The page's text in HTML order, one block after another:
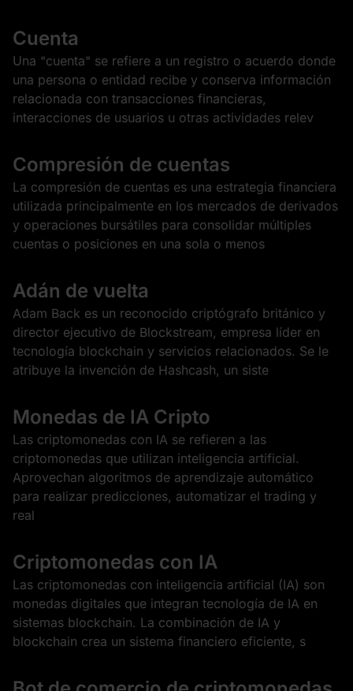
Cuenta
Una "cuenta" se refiere a un registro o acuerdo donde
una persona o entidad recibe y conserva información
relacionada con transacciones financieras,
interacciones de usuarios u otras actividades relev
Compresión de cuentas
La compresión de cuentas es una estrategia financiera
utilizada principalmente en los mercados de derivados
y operaciones bursátiles para consolidar múltiples
cuentas o posiciones en una sola o menos
Adán de vuelta
Adam Back es un reconocido criptógrafo británico y
director ejecutivo de Blockstream, empresa líder en
tecnología blockchain y servicios relacionados. Se le
atribuye la invención de Hashcash, un siste
Monedas de IA Cripto
Las criptomonedas con IA se refieren a las
criptomonedas que utilizan inteligencia artificial.
Aprovechan algoritmos de aprendizaje automático
para realizar predicciones, automatizar el trading y
real
Criptomonedas con IA
Las criptomonedas con inteligencia artificial (IA) son
monedas digitales que integran tecnología de IA en
sistemas blockchain. La combinación de IA y
blockchain crea un sistema financiero eficiente, s